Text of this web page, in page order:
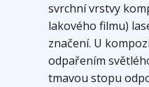
svrchní vrstvy
lakového filmu)
značení. U
odpařením
tmavou stopu